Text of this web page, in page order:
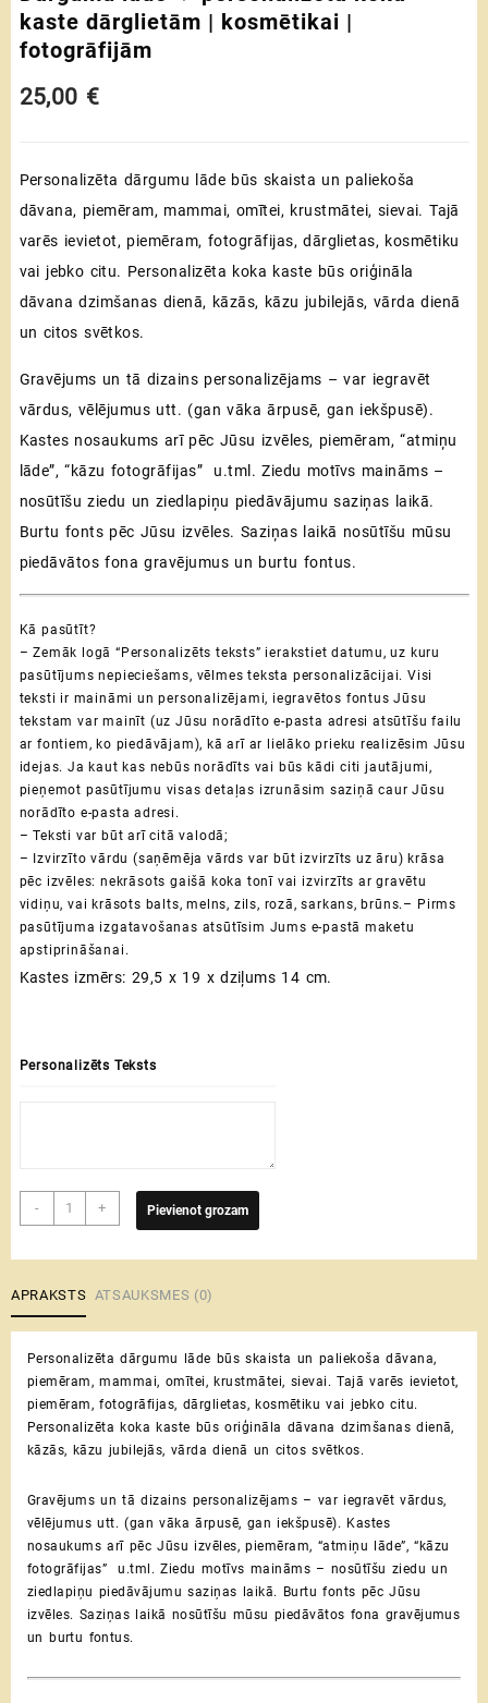
kaste dārglietām | kosmētikai |
fotogrāfijām
25,00 €
Personalizēta dārgumu lāde būs skaista un paliekoša
dāvana, piemēram, mammai, omītei, krustmātei, sievai. Tajā
varēs ievietot, piemēram, fotogrāfijas, dārglietas, kosmētiku
vai jebko citu. Personalizēta koka kaste būs oriģināla
dāvana dzimšanas dienā, kāzās, kāzu jubilejās, vārda dienā
un citos svētkos.
Gravējums un tā dizains personalizējams – var iegravēt
vārdus, vēlējumus utt. (gan vāka ārpusē, gan iekšpusē).
Kastes nosaukums arī pēc Jūsu izvēles, piemēram, “atmiņu
lāde”, “kāzu fotogrāfijas” u.tml. Ziedu motīvs maināms –
nosūtīšu ziedu un ziedlapiņu piedāvājumu saziņas laikā.
Burtu fonts pēc Jūsu izvēles. Saziņas laikā nosūtīšu mūsu
piedāvātos fona gravējumus un burtu fontus.
Kā pasūtīt?
– Zemāk logā “Personalizēts teksts” ierakstiet datumu, uz kuru
pasūtījums nepieciešams, vēlmes teksta personalizācijai. Visi
teksti ir maināmi un personalizējami, iegravētos fontus Jūsu
tekstam var mainīt (uz Jūsu norādīto e-pasta adresi atsūtīšu failu
ar fontiem, ko piedāvājam), kā arī ar lielāko prieku realizēsim Jūsu
idejas. Ja kaut kas nebūs norādīts vai būs kādi citi jautājumi,
pieņemot pasūtījumu visas detaļas izrunāsim saziņā caur Jūsu
norādīto e-pasta adresi.
– Teksti var būt arī citā valodā;
– Izvirzīto vārdu (saņēmēja vārds var būt izvirzīts uz āru) krāsa
pēc izvēles: nekrāsots gaišā koka tonī vai izvirzīts ar gravētu
vidiņu, vai krāsots balts, melns, zils, rozā, sarkans, brūns. – Pirms
pasūtījuma izgatavošanas atsūtīsim Jums e-pastā maketu
apstiprināšanai.
Kastes izmērs: 29,5 x 19 x dziļums 14 cm.
Personalizēts Teksts
-
Dārgumu
lāde
koka
kaste
|
kosmētikai
|
fotogrāfijām
daudzums
+ Pievienot grozam
APRAKSTS ATSAUKSMES (0)
Personalizēta dārgumu lāde būs skaista un paliekoša dāvana,
piemēram, mammai, omītei, krustmātei, sievai. Tajā varēs ievietot,
piemēram, fotogrāfijas, dārglietas, kosmētiku vai jebko citu.
Personalizēta koka kaste būs oriģināla dāvana dzimšanas dienā,
kāzās, kāzu jubilejās, vārda dienā un citos svētkos.
Gravējums un tā dizains personalizējams – var iegravēt vārdus,
vēlējumus utt. (gan vāka ārpusē, gan iekšpusē). Kastes
nosaukums arī pēc Jūsu izvēles, piemēram, “atmiņu lāde”, “kāzu
fotogrāfijas” u.tml. Ziedu motīvs maināms – nosūtīšu ziedu un
ziedlapiņu piedāvājumu saziņas laikā. Burtu fonts pēc Jūsu
izvēles. Saziņas laikā nosūtīšu mūsu piedāvātos fona gravējumus
un burtu fontus.